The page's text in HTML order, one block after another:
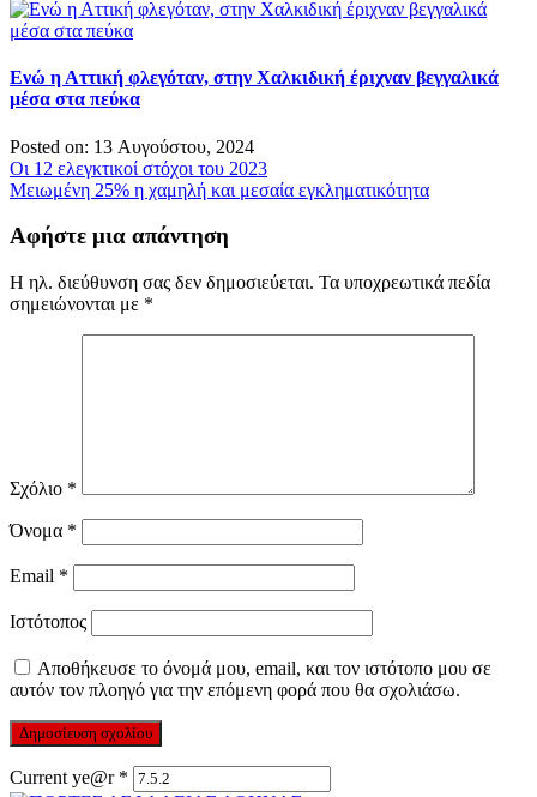
Ενώ η Αττική φλεγόταν, στην Χαλκιδική έριχναν βεγγαλικά
μέσα στα πεύκα
Posted on: 13 Αυγούστου, 2024
Πλοήγηση
άρθρων
Οι 12 ελεγκτικοί στόχοι του 2023
Μειωμένη 25% η χαμηλή και μεσαία εγκληματικότητα
Αφήστε μια απάντηση
Η ηλ. διεύθυνση σας δεν δημοσιεύεται. Τα υποχρεωτικά πεδία
σημειώνονται με *
Σχόλιο *
Όνομα *
Email *
Ιστότοπος
Αποθήκευσε το όνομά μου, email, και τον ιστότοπο μου σε
αυτόν τον πλοηγό για την επόμενη φορά που θα σχολιάσω.
Current ye@r *